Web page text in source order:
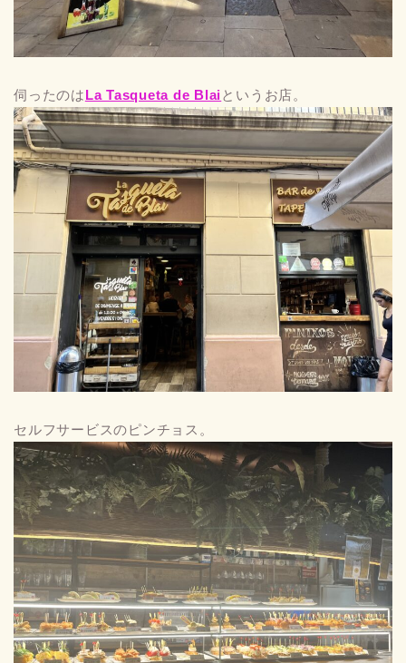
伺ったのはLa Tasqueta de Blaiというお店。
セルフサービスのピンチョス。